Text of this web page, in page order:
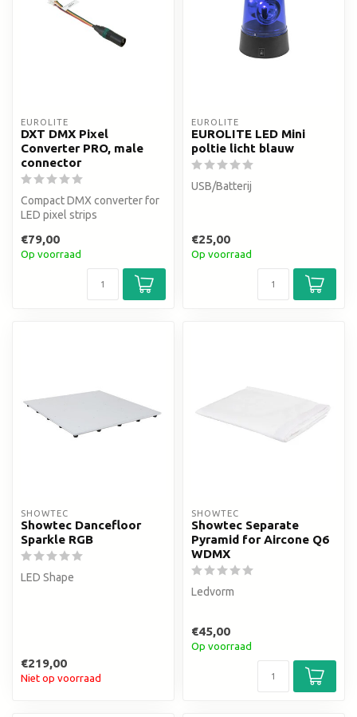
EUROLITE
DXT DMX Pixel
Converter PRO, male
connector
Compact DMX converter for
LED pixel strips
€79,00
Op voorraad
EUROLITE
EUROLITE LED Mini
poltie licht blauw
USB/Batterij
€25,00
Op voorraad
SHOWTEC
Showtec Dancefloor
Sparkle RGB
LED Shape
€219,00
Niet op voorraad
SHOWTEC
Showtec Separate
Pyramid for Aircone Q6
WDMX
Ledvorm
€45,00
Op voorraad